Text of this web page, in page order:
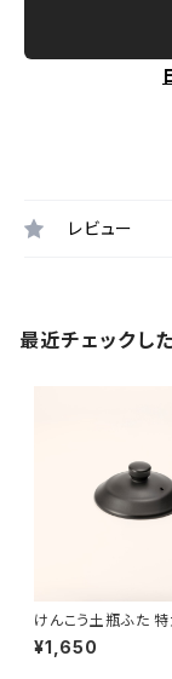
レビュー
最近チェックし
けんこう土瓶ふた
色
¥1,650